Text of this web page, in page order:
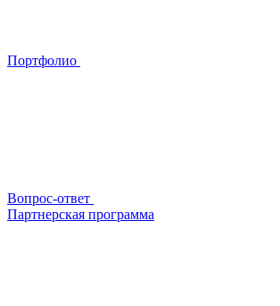
Портфолио
Вопрос-ответ
Партнерская программа